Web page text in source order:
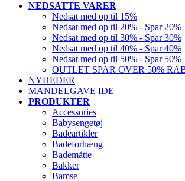
NEDSATTE VARER
Nedsat med op til 15%
Nedsat med op til 20% - Spar 20%
Nedsat med op til 30% - Spar 30%
Nedsat med op til 40% - Spar 40%
Nedsat med op til 50% - Spar 50%
OUTLET SPAR OVER 50%
NYHEDER
MANDELGAVE IDE
PRODUKTER
Accessories
Babysengetøj
Badeartikler
Badeforhæng
Bademåtte
Bakker
Bamse